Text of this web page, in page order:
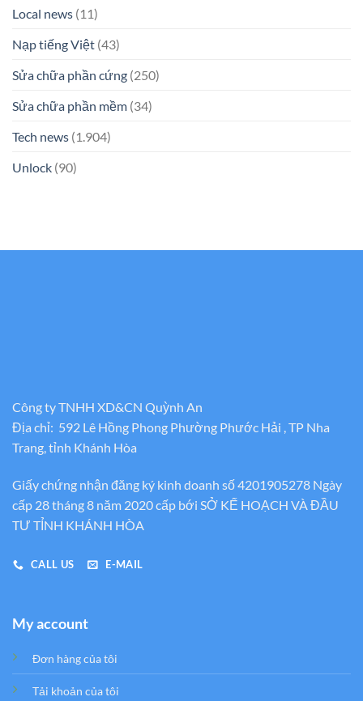
Local news (11)
Nạp tiếng Việt (43)
Sửa chữa phần cứng (250)
Sửa chữa phần mềm (34)
Tech news (1.904)
Unlock (90)
Công ty TNHH XD&CN Quỳnh An
Địa chỉ: 592 Lê Hồng Phong Phường Phước Hải , TP Nha
Trang, tỉnh Khánh Hòa
Giấy chứng nhận đăng ký kinh doanh số 4201905278 Ngày
cấp 28 tháng 8 năm 2020 cấp bới SỞ KẾ HOẠCH VÀ ĐẦU
TƯ TỈNH KHÁNH HÒA
CALL US E-MAIL
My account
Đơn hàng của tôi
Tải khoản của tôi